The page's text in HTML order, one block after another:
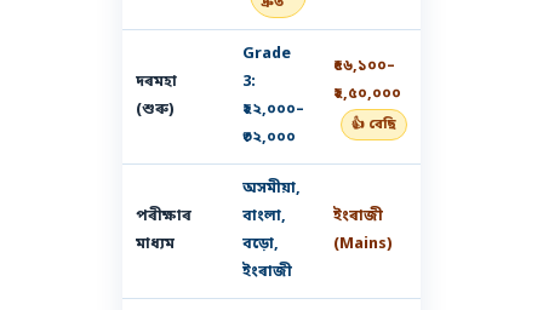
দৰমহা
(শুৰু)
Grade
3:
₹২২,০০০–
₹৩২,০০০
₹৫৬,১০০–
₹২,৫০,০০০
👍 বেছি
পৰীক্ষাৰ
মাধ্যম
অসমীয়া,
বাংলা,
বড়ো,
ইংৰাজী
ইংৰাজী
(Mains)